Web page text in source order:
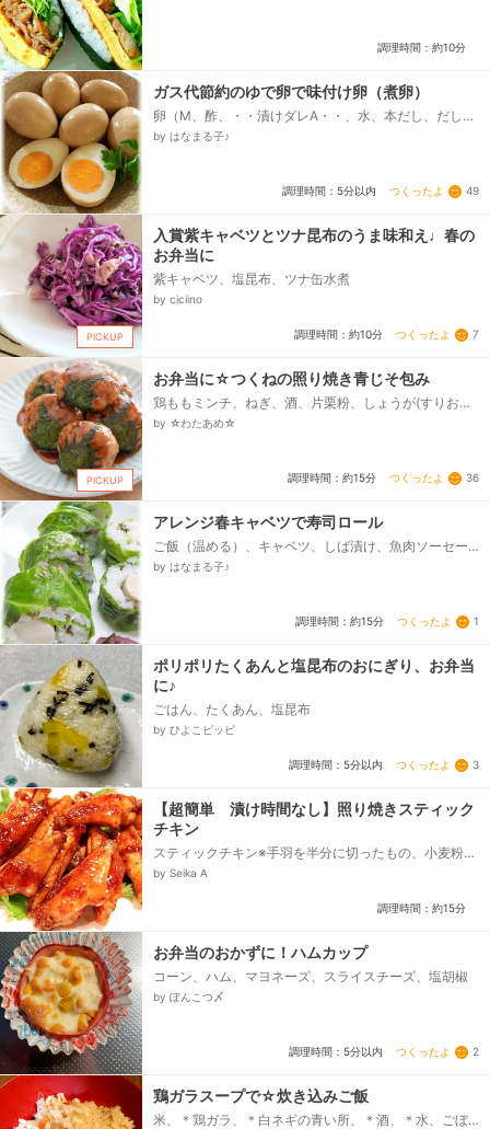
調理時間：約10分
ガス代節約のゆで卵で味付け卵（煮卵）
卵（M、酢、・・漬けダレA・・、水、本だし、だし醤
油（なければ濃口醤油、砂糖
by はなまる子♪
調理時間：5分以内 つくったよ 49
PICKUP
入賞紫キャベツとツナ昆布のうま味和え♩春の
お弁当に
紫キャベツ、塩昆布、ツナ缶水煮
by ciciino
調理時間：約10分 つくったよ 7
PICKUP
お弁当に☆つくねの照り焼き青じそ包み
鶏ももミンチ、ねぎ、酒、片栗粉、しょうが(すりおろ
し)、塩、こしょう、青じそ、☆酒、☆みりん、☆砂
by ☆わたあめ☆
調理時間：約15分 つくったよ 36
アレンジ春キャベツで寿司ロール
ご飯（温める）、キャベツ、しば漬け、魚肉ソーセー
ジ、・・寿司酢、Ａ・・、酢、砂糖、塩
by はなまる子♪
調理時間：約15分 つくったよ 1
ポリポリたくあんと塩昆布のおにぎり、お弁当
に♪
ごはん、たくあん、塩昆布
by ひよこピッピ
調理時間：5分以内 つくったよ 3
【超簡単 漬け時間なし】照り焼きスティック
チキン
スティックチキン※手羽を半分に切ったもの、小麦粉、
サラダ油、A しょうゆ、A みりん、A 、にんにく
by Seika A
調理時間：約15分
お弁当のおかずに！ハムカップ
コーン、ハム、マヨネーズ、スライスチーズ、塩胡椒
by ぽんこつ〆
調理時間：5分以内 つくったよ 2
鶏ガラスープで☆炊き込みご飯
米、＊鶏ガラ、＊白ネギの青い所、＊酒、＊水、ごぼ